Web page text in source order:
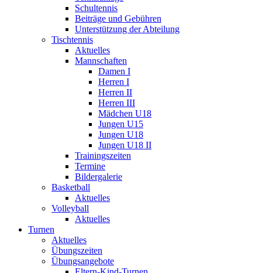
Schultennis
Beiträge und Gebühren
Unterstützung der Abteilung
Tischtennis
Aktuelles
Mannschaften
Damen I
Herren I
Herren II
Herren III
Mädchen U18
Jungen U15
Jungen U18
Jungen U18 II
Trainingszeiten
Termine
Bildergalerie
Basketball
Aktuelles
Volleyball
Aktuelles
Turnen
Aktuelles
Übungszeiten
Übungsangebote